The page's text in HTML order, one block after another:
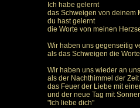
Ich habe gelernt
das Schweigen von deinem
du hast gelernt
die Worte von meinen
Wir haben uns gegenseitig
als das Schweigen die
Wir haben uns wieder an
als der Nachthimmel der Zeit
das Feuer der Liebe mit
und der neue Tag mit
"Ich liebe dich"